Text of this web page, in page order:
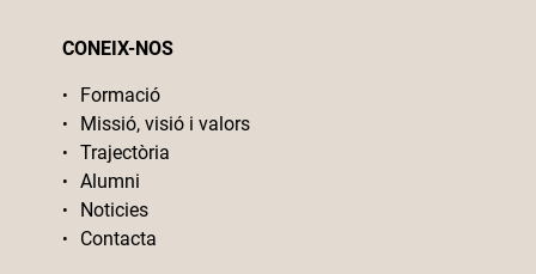
CONEIX-NOS
Formació
Missió, visió i valors
Trajectòria
Alumni
Noticies
Contacta